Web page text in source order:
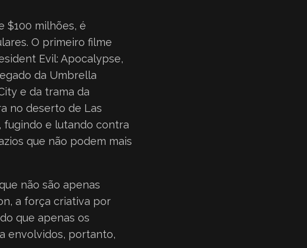
$100 milhões, é
O primeiro filme
Evil: Apocalypse,
da Umbrella
e da trama da
no deserto de Las
fugindo e lutando contra
que não podem mais
não são apenas
a força criativa por
que apenas os
envolvidos, portanto,